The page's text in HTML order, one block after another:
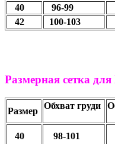
40
96-99
42
100-103
Размерная сетка
Размер
Обхват груди
40 98-101